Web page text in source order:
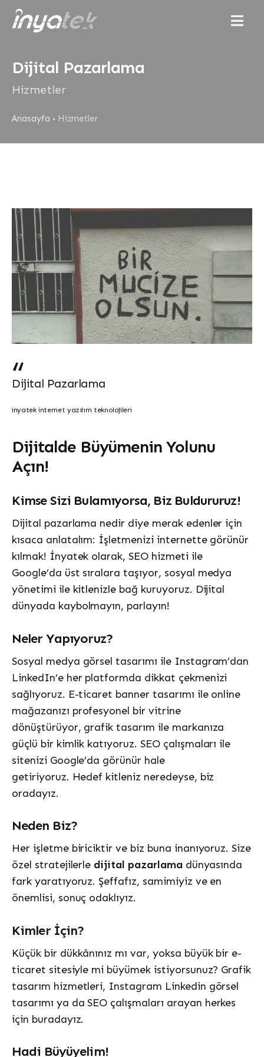
Menu
Dijital Pazarlama
Hizmetler
Anasayfa • Hizmetler
Dijital Pazarlama
inyatek internet yazılım teknolojileri
Dijitalde Büyümenin Yolunu
Açın!
Kimse Sizi Bulamıyorsa, Biz Buldururuz!
Dijital pazarlama nedir diye merak edenler için
kısaca anlatalım: İşletmenizi internette görünür
kılmak! İnyatek olarak, SEO hizmeti ile
Google’da üst sıralara taşıyor, sosyal medya
yönetimi ile kitlenizle bağ kuruyoruz. Dijital
dünyada kaybolmayın, parlayın!
Neler Yapıyoruz?
Sosyal medya görsel tasarımı ile Instagram’dan
LinkedIn’e her platformda dikkat çekmenizi
sağlıyoruz. E-ticaret banner tasarımı ile online
mağazanızı profesyonel bir vitrine
dönüştürüyor, grafik tasarım ile markanıza
güçlü bir kimlik katıyoruz. SEO çalışmaları ile
sitenizi Google’da görünür hale
getiriyoruz. Hedef kitleniz neredeyse, biz
oradayız.
Neden Biz?
Her işletme biriciktir ve biz buna inanıyoruz. Size
özel stratejilerle dijital pazarlama dünyasında
fark yaratıyoruz. Şeffafız, samimiyiz ve en
önemlisi, sonuç odaklıyız.
Kimler İçin?
Küçük bir dükkânınız mı var, yoksa büyük bir e-
ticaret sitesiyle mi büyümek istiyorsunuz? Grafik
tasarım hizmetleri, Instagram Linkedin görsel
tasarımı ya da SEO çalışmaları arayan herkes
için buradayız.
Hadi Büyüyelim!